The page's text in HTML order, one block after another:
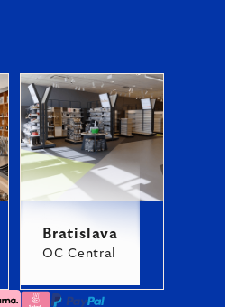
Bratislava
OC Central